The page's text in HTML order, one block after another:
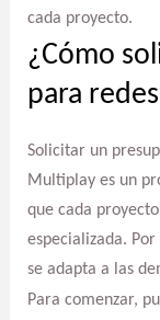
cada proyecto.
¿Cómo
para
Solicitar un
Multiplay es un
que cada
especializada.
se adapta a las
Para comenzar,